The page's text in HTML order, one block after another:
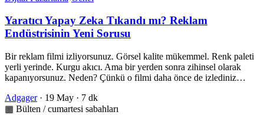
Yaratıcı Yapay Zeka Tıkandı mı? Reklam
Endüstrisinin Yeni Sorusu
Bir reklam filmi izliyorsunuz. Görsel kalite mükemmel. Renk paleti
yerli yerinde. Kurgu akıcı. Ama bir yerden sonra zihinsel olarak
kapanıyorsunuz. Neden? Çünkü o filmi daha önce de izlediniz…
Adgager · 19 May · 7 dk
▦ Bülten / cumartesi sabahları